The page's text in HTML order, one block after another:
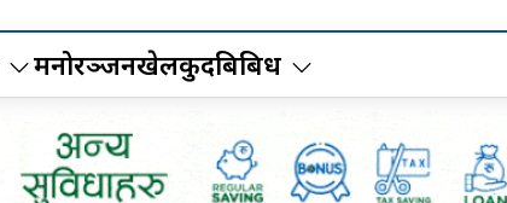
मनोरञ्जनखेलकुदबिबिध